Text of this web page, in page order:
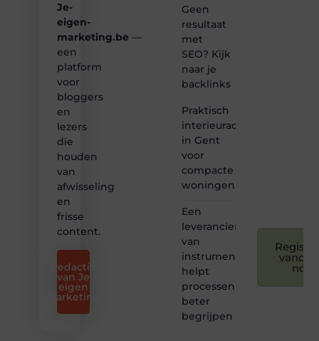
Je-
eigen-
marketing.be —
een
platform
voor
bloggers
en
lezers
die
houden
van
afwisseling
en
frisse
content.
Redactie
van Je
eigen
marketing
Geen
resultaat
met
SEO? Kijk
naar je
backlinks
Praktisch
interieuradvies
in Gent
voor
compacte
woningen
Een
leverancier
van
instrumentatie
helpt
processen
beter
begrijpen
nog